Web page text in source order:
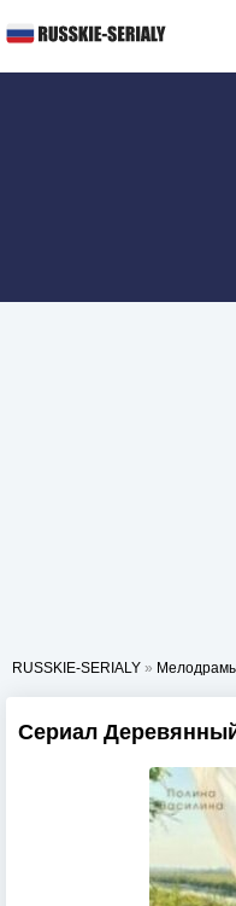
RUSSKIE-SERIALY »
Сериал